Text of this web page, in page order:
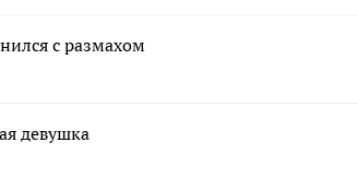
с размахом
девушка